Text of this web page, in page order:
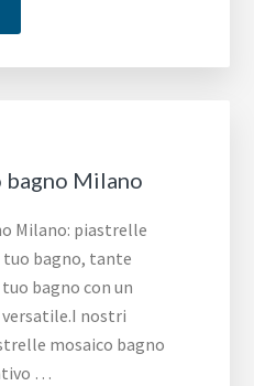
bagno Milano
Milano: piastrelle
tuo bagno, tante
bagno con un
nostri
mosaico bagno
…